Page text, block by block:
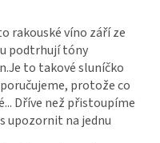
rakouské víno září ze
podtrhují tóny
Je to takové sluníčko
protože co
Dříve než přistoupíme
upozornit na jednu